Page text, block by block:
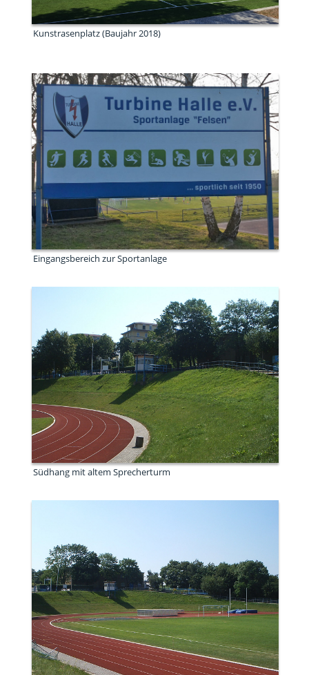
Kunstrasenplatz (Baujahr 2018)
Eingangsbereich zur Sportanlage
Südhang mit altem Sprecherturm